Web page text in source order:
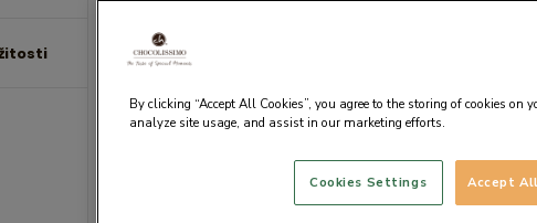
Pre ženu
By clicking “Accept All Cookies”, you agree to the storing of cookies on
analyze site usage, and assist in our marketing efforts.
Accept
Cookies Settings